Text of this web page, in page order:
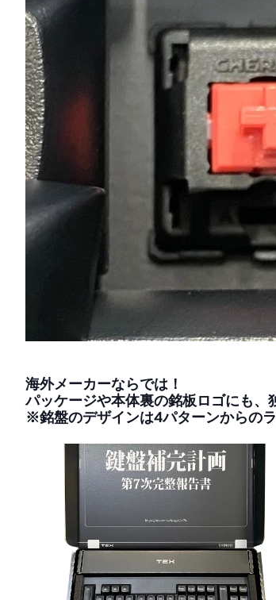
海外メーカーならでは！
パッケージや本体裏の銘板ロゴにも、
※銘盤のデザインは4パターンからのラ